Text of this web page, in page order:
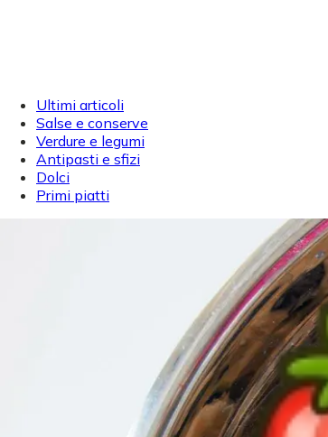
Ultimi articoli
Salse e conserve
Verdure e legumi
Antipasti e sfizi
Dolci
Primi piatti